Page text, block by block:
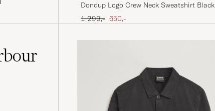
Dondup Logo Crew Neck Sweatshirt Black
Ordinary pris
1 299,- Nedsat pris
650,-